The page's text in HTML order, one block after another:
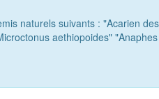
naturels suivants : "Acarien des
aethiopoides" "Anaphes